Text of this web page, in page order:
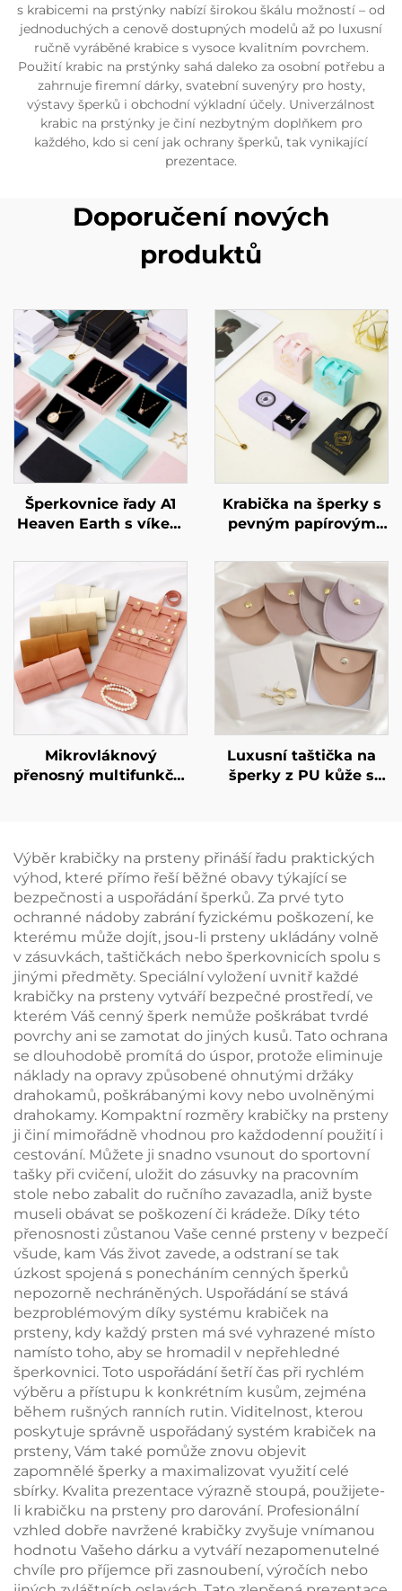
s krabicemi na prstýnky nabízí širokou škálu možností – od
jednoduchých a cenově dostupných modelů až po luxusní
ručně vyráběné krabice s vysoce kvalitním povrchem.
Použití krabic na prstýnky sahá daleko za osobní potřebu a
zahrnuje firemní dárky, svatební suvenýry pro hosty,
výstavy šperků i obchodní výkladní účely. Univerzálnost
krabic na prstýnky je činí nezbytným doplňkem pro
každého, kdo si cení jak ochrany šperků, tak vynikající
prezentace.
Doporučení nových
produktů
Šperkovnice řady A1
Heaven Earth s víkem
náhrdelníky –
individuální rozměr a
tvar, materiál z
umělého papíru /
kartonu – speciální
velkoobchodní
nabídka
Krabička na šperky s
pevným papírovým
možností potisku
zákaznického loga –
luxusní krabička se
zásuvkou a elegantní
stuhou jako
uchopovacím prvkem
pro náhrdelníky a
prstýnky, značková
dárková krabička,
dávkové balení
Mikrovláknový
přenosný multifunkční
gravírování pro
náušnice, prsteny,
náhrdelníky a hodinky
– svinovací provedení
Luxusní taštička na
šperky z PU kůže s
vnitřní potah z
mikrovlákna pro
uskladnění náušnic,
prstenu a náhrdelníků
Výběr krabičky na prsteny přináší řadu praktických
výhod, které přímo řeší běžné obavy týkající se
bezpečnosti a uspořádání šperků. Za prvé tyto
ochranné nádoby zabrání fyzickému poškození, ke
kterému může dojít, jsou-li prsteny ukládány volně
v zásuvkách, taštičkách nebo šperkovnicích spolu s
jinými předměty. Speciální vyložení uvnitř každé
krabičky na prsteny vytváří bezpečné prostředí, ve
kterém Váš cenný šperk nemůže poškrábat tvrdé
povrchy ani se zamotat do jiných kusů. Tato ochrana
se dlouhodobě promítá do úspor, protože eliminuje
náklady na opravy způsobené ohnutými držáky
drahokamů, poškrábanými kovy nebo uvolněnými
drahokamy. Kompaktní rozměry krabičky na prsteny
ji činí mimořádně vhodnou pro každodenní použití i
cestování. Můžete ji snadno vsunout do sportovní
tašky při cvičení, uložit do zásuvky na pracovním
stole nebo zabalit do ručního zavazadla, aniž byste
museli obávat se poškození či krádeže. Díky této
přenosnosti zůstanou Vaše cenné prsteny v bezpečí
všude, kam Vás život zavede, a odstraní se tak
úzkost spojená s ponecháním cenných šperků
nepozorně nechráněných. Uspořádání se stává
bezproblémovým díky systému krabiček na
prsteny, kdy každý prsten má své vyhrazené místo
namísto toho, aby se hromadil v nepřehledné
šperkovnici. Toto uspořádání šetří čas při rychlém
výběru a přístupu k konkrétním kusům, zejména
během rušných ranních rutin. Viditelnost, kterou
poskytuje správně uspořádaný systém krabiček na
prsteny, Vám také pomůže znovu objevit
zapomnělé šperky a maximalizovat využití celé
sbírky. Kvalita prezentace výrazně stoupá, použijete-
li krabičku na prsteny pro darování. Profesionální
vzhled dobře navržené krabičky zvyšuje vnímanou
hodnotu Vašeho dárku a vytváří nezapomenutelné
chvíle pro příjemce při zasnoubení, výročích nebo